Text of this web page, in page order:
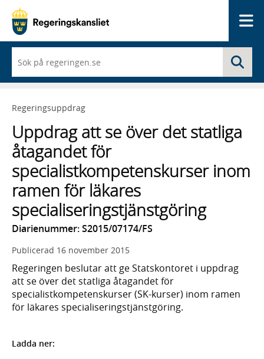
du
börjar
skriva
framträder
lista
med
sökförslag
Regeringsuppdrag
Uppdrag att se över det statliga
åtagandet för
specialistkompetenskurser inom
ramen för läkares
specialiseringstjänstgöring
Diarienummer: S2015/07174/FS
Publicerad 16 november 2015
Regeringen beslutar att ge Statskontoret i uppdrag
att se över det statliga åtagandet för
specialistkompetenskurser (SK-kurser) inom ramen
för läkares specialiseringstjänstgöring.
Ladda ner: